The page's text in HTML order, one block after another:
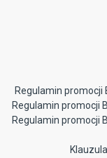
Regulamin promocji
Regulamin promocji
Regulamin promocji